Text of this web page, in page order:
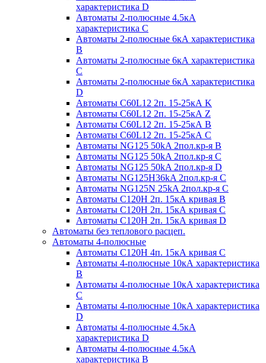
характеристика D
Автоматы 2-полюсные 4.5кА
характеристика С
Автоматы 2-полюсные 6кА характеристика
B
Автоматы 2-полюсные 6кА характеристика
C
Автоматы 2-полюсные 6кА характеристика
D
Автоматы C60L12 2п. 15-25кА K
Автоматы C60L12 2п. 15-25кА Z
Автоматы C60L12 2п. 15-25кА B
Автоматы C60L12 2п. 15-25кА C
Автоматы NG125 50kA 2пол.кр-я B
Автоматы NG125 50kA 2пол.кр-я C
Автоматы NG125 50kA 2пол.кр-я D
Автоматы NG125H36kA 2пол.кр-я C
Автоматы NG125N 25kA 2пол.кр-я C
Автоматы С120H 2п. 15кА кривая B
Автоматы С120H 2п. 15кА кривая C
Автоматы С120H 2п. 15кА кривая D
Автоматы без теплового расцеп.
Автоматы 4-полюсные
Автоматы С120H 4п. 15кА кривая C
Автоматы 4-полюсные 10кА характеристика
B
Автоматы 4-полюсные 10кА характеристика
C
Автоматы 4-полюсные 10кА характеристика
D
Автоматы 4-полюсные 4.5кА
характеристика D
Автоматы 4-полюсные 4.5кА
характеристика В